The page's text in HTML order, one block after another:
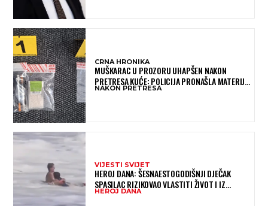
CRNA HRONIKA
MUŠKARAC U PROZORU UHAPŠEN NAKON
PRETRESA KUĆE: POLICIJA PRONAŠLA MATERIJU
KOJA ASOCIRA NA HEROIN I PRIBOR ZA
NAKON PRETRESA
VIJESTI SVIJET
HEROJ DANA: ŠESNAESTOGODIŠNJI DJEČAK
SPASILAC RIZIKOVAO VLASTITI ŽIVOT I IZ
OGROMNIH VALOVA SPASIO 10-GODIŠNJEG
HEROJ DANA